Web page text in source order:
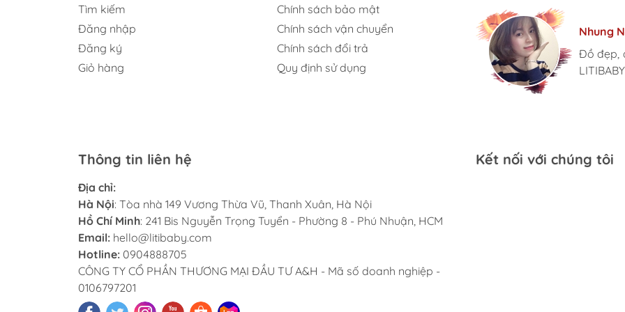
Tìm kiếm
Đăng nhập
Đăng ký
Giỏ hàng
Chính sách bảo mật
Chính sách vận chuyển
Chính sách đổi trả
Quy định sử dụng
Mình
mặt
chuyên
Nhung
Đồ đẹp,
Ngọc
Lần
thiết
Nhà
đến giờ
Thu
size đại,
Thông tin liên hệ
Địa chỉ:
Hà Nội: Tòa nhà 149 Vương Thừa Vũ, Thanh Xuân, Hà Nội
Hồ Chí Minh: 241 Bis Nguyễn Trọng Tuyển - Phường 8 - Phú Nhuận, HCM
Email: hello@litibaby.com
Hotline: 0904888705
CÔNG TY CỔ PHẦN THƯƠNG MẠI ĐẦU TƯ A&H - Mã số doanh nghiệp -
0106797201
Kết nối với chúng tôi